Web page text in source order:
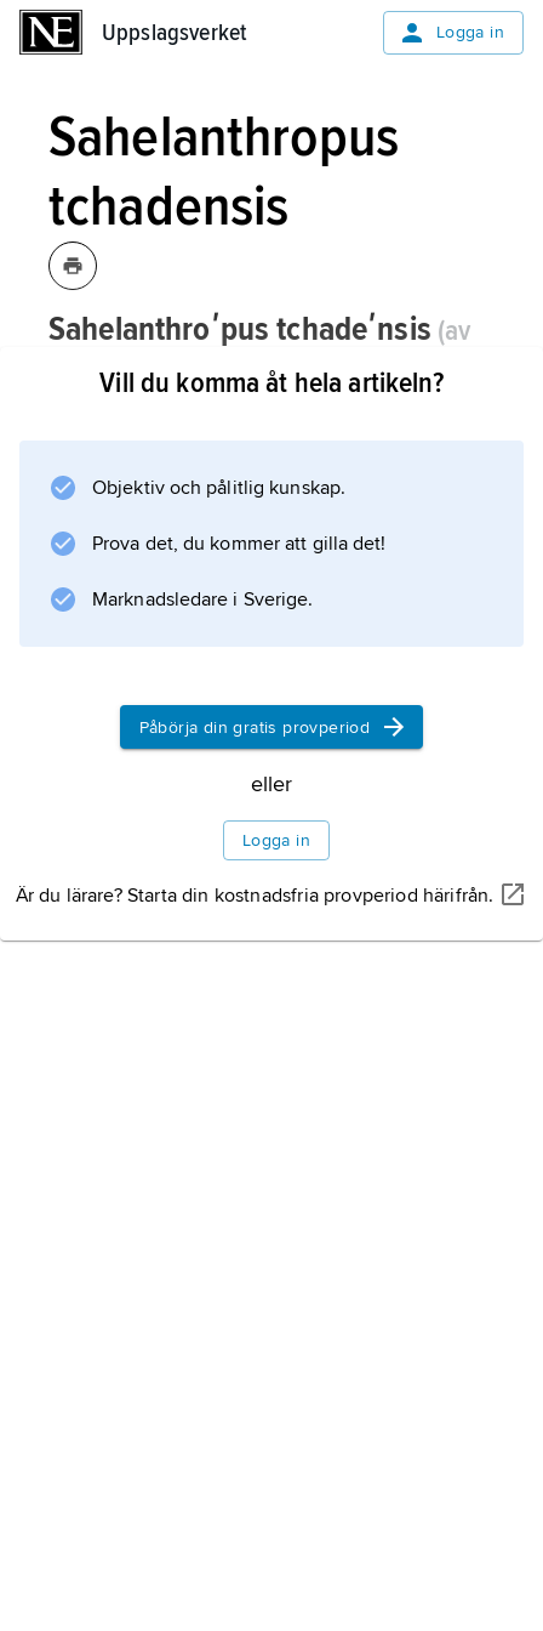
Uppslagsverket Logga in
Sahelanthropus
tchadensis
Sahelanthroʹpus tchadeʹnsis (av
Sahelanthropus
ochtchadensis
latinisering av Tchad),art i familjen
människans och schimpansernas sista
gemensamma förfader.
Sahelanthropus tchadensis
är den den tidigaste kända
Information om artikeln
Vill du komma åt hela artikeln?
Objektiv och pålitlig kunskap.
Prova det, du kommer att gilla det!
Marknadsledare i Sverige.
Påbörja din gratis provperiod
eller
Logga in
Är du lärare? Starta din kostnadsfria provperiod härifrån.